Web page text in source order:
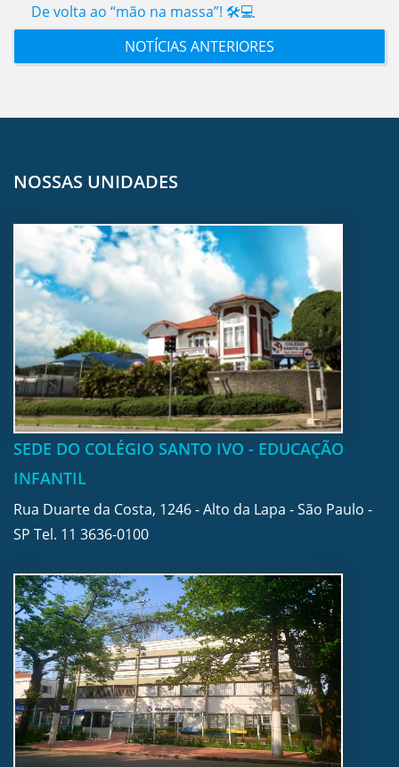
De volta ao “mão na massa”! 🛠️💻
NOTÍCIAS ANTERIORES
NOSSAS UNIDADES
SEDE DO COLÉGIO SANTO IVO - EDUCAÇÃO
INFANTIL
Rua Duarte da Costa, 1246 - Alto da Lapa - São Paulo -
SP Tel. 11 3636-0100